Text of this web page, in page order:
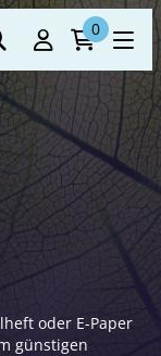
0
oder E-Paper
günstigen